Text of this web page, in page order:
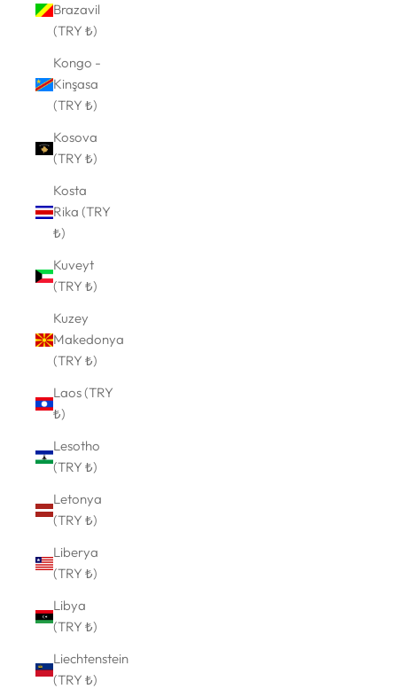
Brazavil
(TRY ₺)
Kongo -
Kinşasa
(TRY ₺)
Kosova
(TRY ₺)
Kosta
Rika (TRY
₺)
Kuveyt
(TRY ₺)
Kuzey
Makedonya
(TRY ₺)
Laos (TRY
₺)
Lesotho
(TRY ₺)
Letonya
(TRY ₺)
Liberya
(TRY ₺)
Libya
(TRY ₺)
Liechtenstein
(TRY ₺)